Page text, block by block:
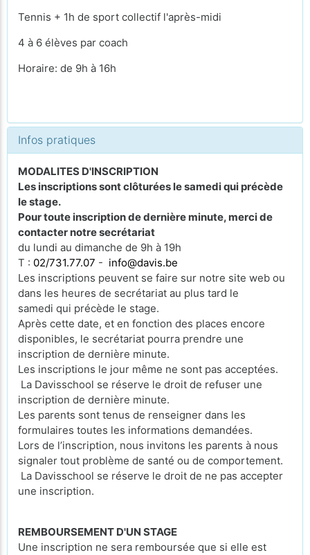
Tennis + 1h de sport collectif l'après-midi
4 à 6 élèves par coach
Horaire: de 9h à 16h
Infos pratiques
MODALITES D'INSCRIPTION
Les inscriptions sont clôturées le samedi qui précède
le stage.
Pour toute inscription de dernière minute, merci de
contacter notre secrétariat
du lundi au dimanche de 9h à 19h
T : 02/731.77.07 - info@davis.be
Les inscriptions peuvent se faire sur notre site web ou
dans les heures de secrétariat au plus tard le
samedi qui précède le stage.
Après cette date, et en fonction des places encore
disponibles, le secrétariat pourra prendre une
inscription de dernière minute.
Les inscriptions le jour même ne sont pas acceptées.
La Davisschool se réserve le droit de refuser une
inscription de dernière minute.
Les parents sont tenus de renseigner dans les
formulaires toutes les informations demandées.
Lors de l’inscription, nous invitons les parents à nous
signaler tout problème de santé ou de comportement.
La Davisschool se réserve le droit de ne pas accepter
une inscription.
REMBOURSEMENT D'UN STAGE
Une inscription ne sera remboursée que si elle est